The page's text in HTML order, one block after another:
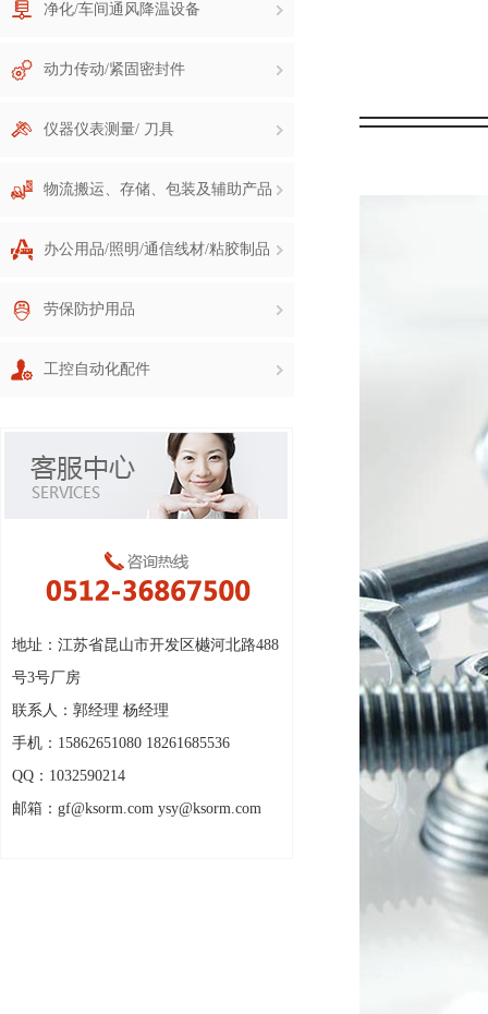
净化/车间通风降温设备
动力传动/紧固密封件
仪器仪表测量/ 刀具
物流搬运、存储、包装及辅助产品
办公用品/照明/通信线材/粘胶制品
劳保防护用品
工控自动化配件
地址：江苏省昆山市开发区樾河北路488
号3号厂房
联系人：郭经理 杨经理
手机：15862651080 18261685536
QQ：1032590214
邮箱：gf@ksorm.com ysy@ksorm.com